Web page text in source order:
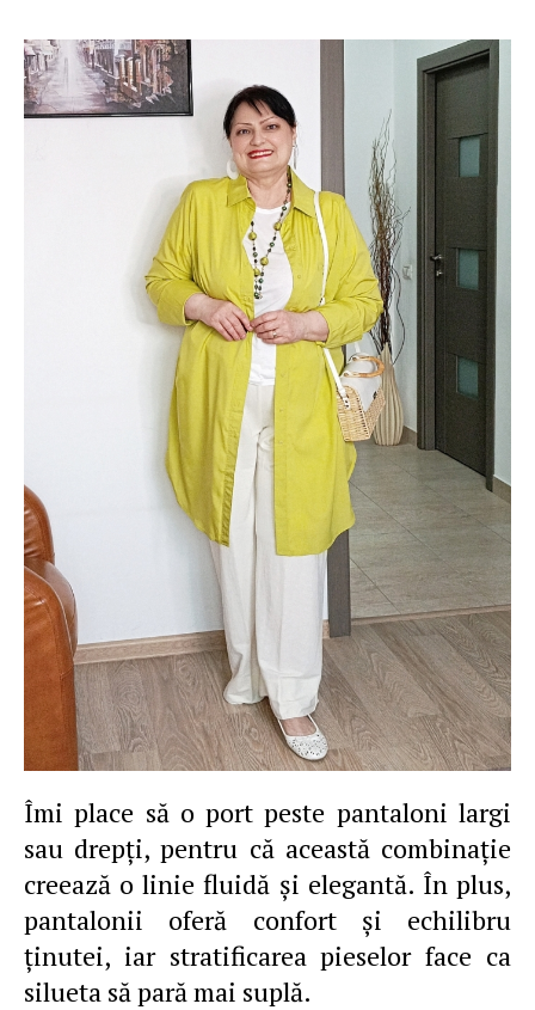
Îmi place să o port peste pantaloni largi
sau drepţi, pentru că această combinaţie
creează o linie fluidă şi elegantă. În plus,
pantalonii oferă confort şi echilibru
ţinutei, iar stratificarea pieselor face ca
silueta să pară mai suplă.